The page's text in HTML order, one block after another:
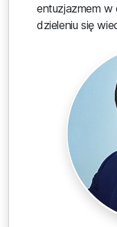
entuzjazmem w
dzieleniu się